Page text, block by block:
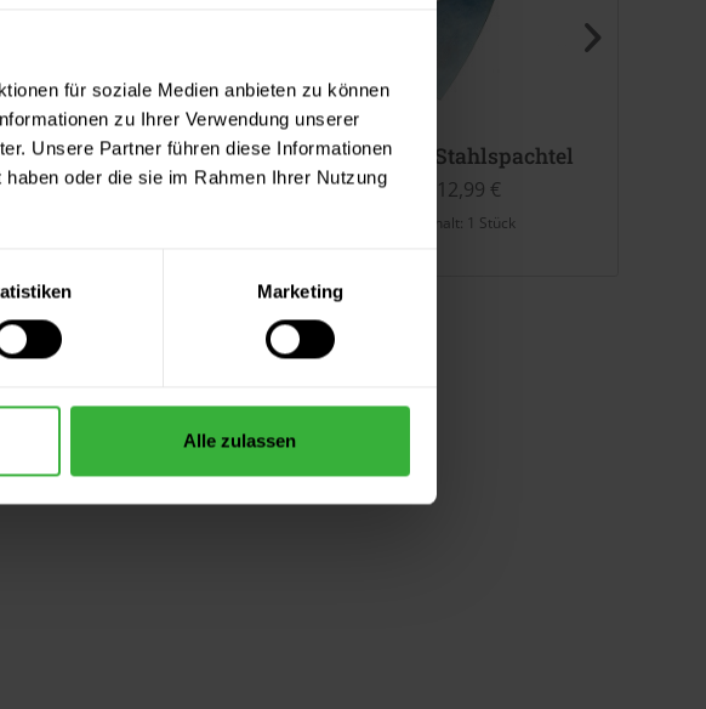
für soziale Medien anbieten zu können
zu Ihrer Verwendung unserer
Unsere Partner führen diese Informationen
oder die sie im Rahmen Ihrer Nutzung
Marketing
Alle zulassen
Polyamid-Farbwalze
16,99 €
Maler-Stahlspachtel
12,99 €
Inhalt: 1 Stück